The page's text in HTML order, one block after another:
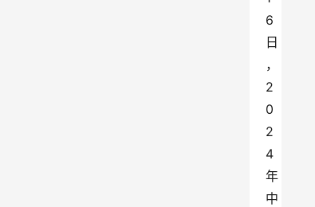
6
日
，
2
0
2
4
年
中